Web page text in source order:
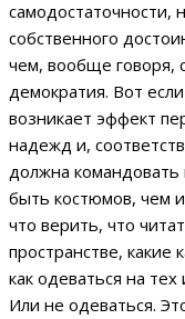
самодостаточности,
собственного
чем, вообще говоря,
демократия. Вот
возникает эффект
надежд и,
должна
быть костюмов, чем
что верить, что
пространстве, какие
как одеваться на
Или не одеваться.